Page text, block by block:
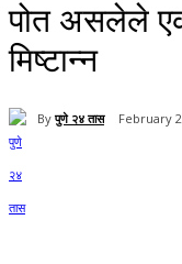
पोत असलेले एक
मिष्टान्न
By पुणे २४ तास February